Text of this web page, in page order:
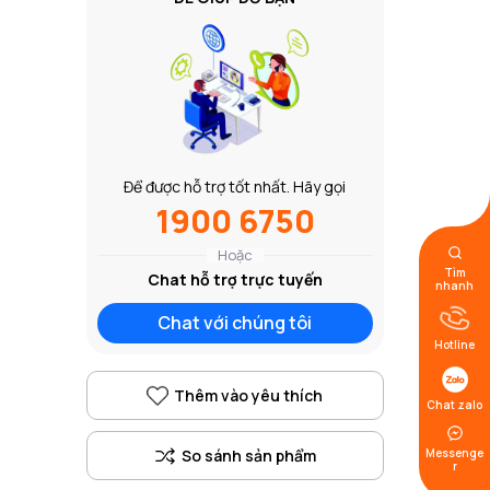
Để được hỗ trợ tốt nhất. Hãy gọi
1900 6750
Hoặc
Chat hỗ trợ trực tuyến
Chat với chúng tôi
Thêm vào yêu thích
Tìm
nhanh
Hotline
Chat zalo
Messenge
r